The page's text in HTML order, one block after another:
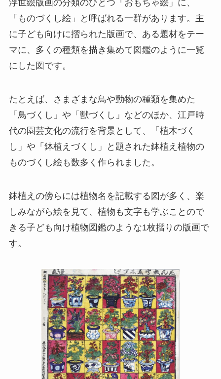
浮世絵版画の分類のひとつ「おもちゃ絵」に、
「ものづくし絵」と呼ばれる一群があります。主
に子ども向けに摺られた版画で、ある題材をテー
マに、多くの種類を描き集めて図鑑のように一覧
にした図です。
たとえば、さまざまな鳥や動物の種類を集めた
「鳥づくし」や「獣づくし」などのほか、江戸時
代の園芸文化の流行を背景として、「植木づく
し」や「鉢植えづくし」と題された鉢植え植物の
ものづくし絵も数多く作られました。
鉢植えの傍らには植物名を記載する図が多く、楽
しみながら絵を見て、植物も文字も学ぶことので
きる子ども向け植物図鑑のような1枚摺りの版画で
す。